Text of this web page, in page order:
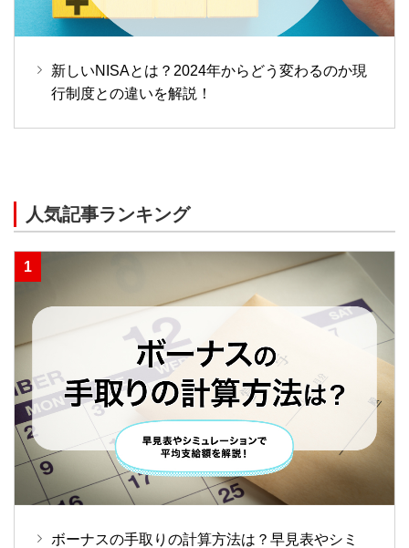
新しいNISAとは？2024年からどう変わるのか現
行制度との違いを解説！
人気記事ランキング
ボーナスの手取りの計算方法は？早見表やシミ